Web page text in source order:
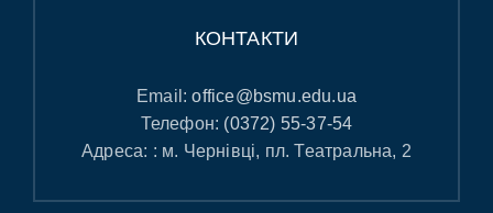
КОНТАКТИ
Email:office@bsmu.edu.ua
Телефон: (0372) 55-37-54
Адреса: : м. Чернівці, пл. Театральна, 2